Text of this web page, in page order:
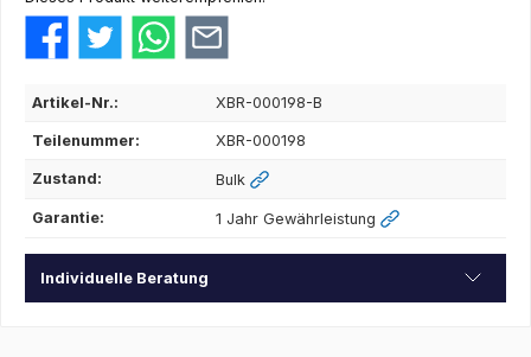
Artikel-Nr.: XBR-000198-B
Teilenummer: XBR-000198
Zustand: Bulk
Garantie: 1 Jahr Gewährleistung
Individuelle Beratung